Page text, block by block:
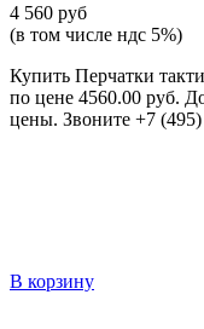
4 560 руб
(в том числе ндс 5%)
Купить Перчатки
по цене 4560.00 руб.
цены. Звоните +7
В корзину